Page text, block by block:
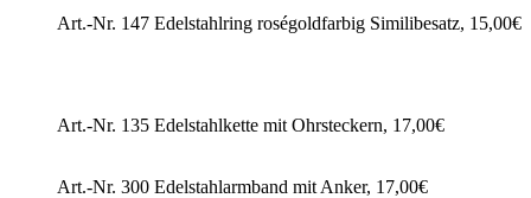
Art.-Nr. 147 Edelstahlring roségoldfarbig Similibesatz, 15,00€
Art.-Nr. 135 Edelstahlkette mit Ohrsteckern, 17,00€
Art.-Nr. 300 Edelstahlarmband mit Anker, 17,00€